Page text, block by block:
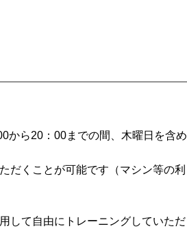
から20：00までの間、木曜日を含め
だくことが可能です（マシン等の利
して自由にトレーニングしていただ